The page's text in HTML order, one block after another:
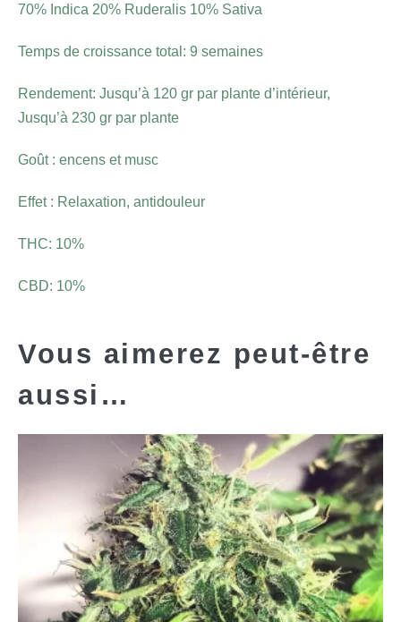
70% Indica 20% Ruderalis 10% Sativa
Temps de croissance total: 9 semaines
Rendement: Jusqu’à 120 gr par plante d’intérieur,
Jusqu’à 230 gr par plante
Goût : encens et musc
Effet : Relaxation, antidouleur
THC: 10%
CBD: 10%
Vous aimerez peut-être
aussi…